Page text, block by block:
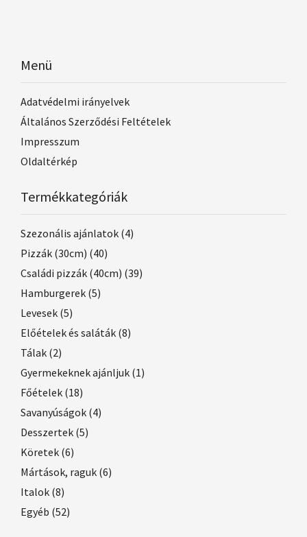
Menü
Adatvédelmi irányelvek
Általános Szerződési Feltételek
Impresszum
Oldaltérkép
Termékkategóriák
Szezonális ajánlatok (4)
Pizzák (30cm) (40)
Családi pizzák (40cm) (39)
Hamburgerek (5)
Levesek (5)
Előételek és saláták (8)
Tálak (2)
Gyermekeknek ajánljuk (1)
Főételek (18)
Savanyúságok (4)
Desszertek (5)
Köretek (6)
Mártások, raguk (6)
Italok (8)
Egyéb (52)